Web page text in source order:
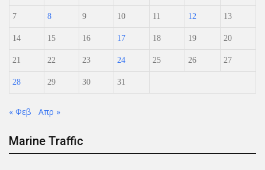
7 8 9 10 11 12 13
14 15 16 17 18 19 20
21 22 23 24 25 26 27
28 29 30 31
« Φεβ Απρ »
Marine Traffic